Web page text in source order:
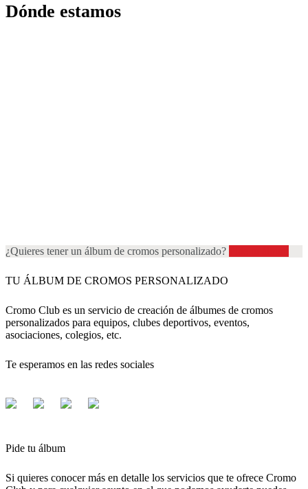
Dónde estamos
¿Quieres tener un álbum de cromos personalizado?
TU ÁLBUM DE CROMOS PERSONALIZADO
Cromo Club es un servicio de creación de álbumes de cromos
personalizados para equipos, clubes deportivos, eventos,
asociaciones, colegios, etc.
Te esperamos en las redes sociales
Pide tu álbum
Si quieres conocer más en detalle los servicios que te ofrece Cromo